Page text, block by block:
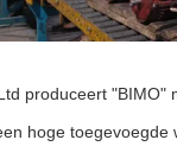
produceert "BIMO"
hoge toegevoegde